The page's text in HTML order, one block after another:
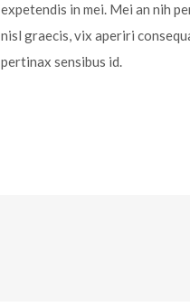
expetendis in mei. Mei an nih
nisl graecis, vix aperiri
pertinax sensibus id.